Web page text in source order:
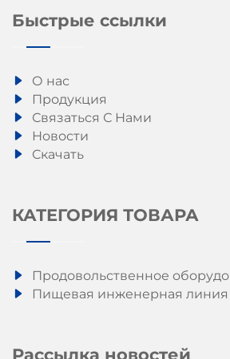
Быстрые ссылки
О нас
Продукция
Связаться С Нами
Новости
Скачать
КАТЕГОРИЯ ТОВАРА
Продовольственное
Пищевая инженерная линия
Рассылка новостей